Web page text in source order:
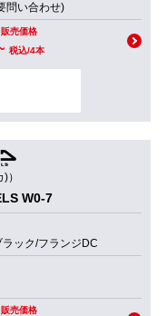
問い合わせ)
売価格
税込/4本
）
W0-7
ック/フランジDC
売価格